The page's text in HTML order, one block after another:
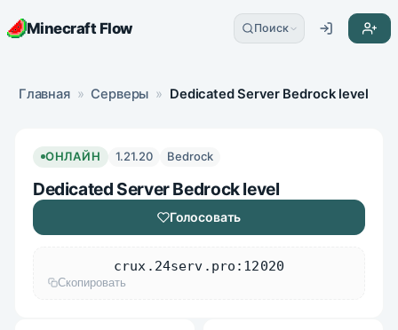
Minecraft Flow Поиск
Главная » Серверы » Dedicated Server Bedrock level
ОНЛАЙН 1.21.20 Bedrock
Dedicated Server Bedrock level
Голосовать
crux.24serv.pro:12020
Скопировать